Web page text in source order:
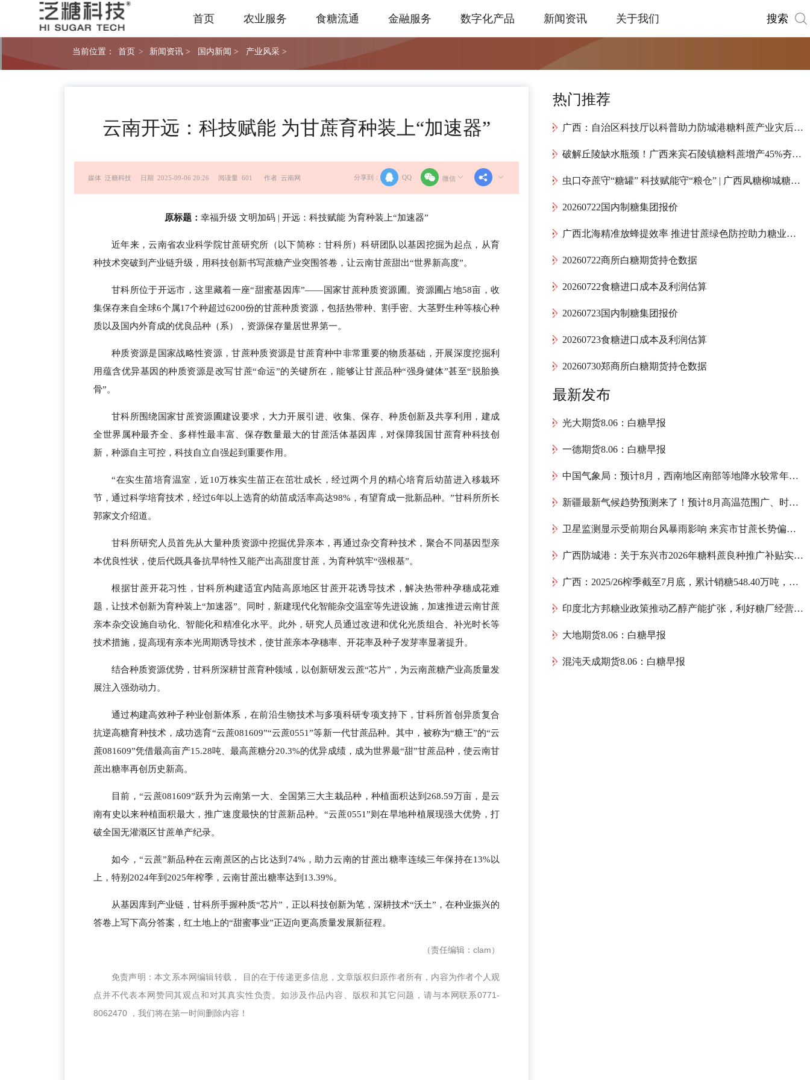
首页 农业服务 食糖流通 金融服务 数字化产品 新闻资讯 关于我们 搜索
当前位置： 首页 > 新闻资讯 > 国内新闻 > 产业风采 >
云南开远：科技赋能 为甘蔗育种装上“加速器”
分享到： QQ 微信
媒体 泛糖科技 日期 2025-09-06 20:26 阅读量 601 作者 云南网
原标题： 幸福升级 文明加码 | 开远：科技赋能 为育种装上“加速器”
近年来，云南省农业科学院甘蔗研究所（以下简称：甘科所）科研团队以基因挖掘为起点，从育
种技术突破到产业链升级，用科技创新书写蔗糖产业突围答卷，让云南甘蔗甜出“世界新高度”。
甘科所位于开远市，这里藏着一座“甜蜜基因库”——国家甘蔗种质资源圃。资源圃占地58亩，收
集保存来自全球6个属17个种超过6200份的甘蔗种质资源，包括热带种、割手密、大茎野生种等核心种
质以及国内外育成的优良品种（系），资源保存量居世界第一。
种质资源是国家战略性资源，甘蔗种质资源是甘蔗育种中非常重要的物质基础，开展深度挖掘利
用蕴含优异基因的种质资源是改写甘蔗“命运”的关键所在，能够让甘蔗品种“强身健体”甚至“脱胎换
骨”。
甘科所围绕国家甘蔗资源圃建设要求，大力开展引进、收集、保存、种质创新及共享利用，建成
全世界属种最齐全、多样性最丰富、保存数量最大的甘蔗活体基因库，对保障我国甘蔗育种科技创
新，种源自主可控，科技自立自强起到重要作用。
“在实生苗培育温室，近10万株实生苗正在茁壮成长，经过两个月的精心培育后幼苗进入移栽环
节，通过科学培育技术，经过6年以上选育的幼苗成活率高达98%，有望育成一批新品种。”甘科所所长
郭家文介绍道。
甘科所研究人员首先从大量种质资源中挖掘优异亲本，再通过杂交育种技术，聚合不同基因型亲
本优良性状，使后代既具备抗旱特性又能产出高甜度甘蔗，为育种筑牢“强根基”。
根据甘蔗开花习性，甘科所构建适宜内陆高原地区甘蔗开花诱导技术，解决热带种孕穗成花难
题，让技术创新为育种装上“加速器”。同时，新建现代化智能杂交温室等先进设施，加速推进云南甘蔗
亲本杂交设施自动化、智能化和精准化水平。此外，研究人员通过改进和优化光质组合、补光时长等
技术措施，提高现有亲本光周期诱导技术，使甘蔗亲本孕穗率、开花率及种子发芽率显著提升。
结合种质资源优势，甘科所深耕甘蔗育种领域，以创新研发云蔗“芯片”，为云南蔗糖产业高质量发
展注入强劲动力。
通过构建高效种子种业创新体系，在前沿生物技术与多项科研专项支持下，甘科所首创异质复合
抗逆高糖育种技术，成功选育“云蔗081609”“云蔗0551”等新一代甘蔗品种。其中，被称为“糖王”的“云
蔗081609”凭借最高亩产15.28吨、最高蔗糖分20.3%的优异成绩，成为世界最“甜”甘蔗品种，使云南甘
蔗出糖率再创历史新高。
目前，“云蔗081609”跃升为云南第一大、全国第三大主栽品种，种植面积达到268.59万亩，是云
南有史以来种植面积最大，推广速度最快的甘蔗新品种。“云蔗0551”则在旱地种植展现强大优势，打
破全国无灌溉区甘蔗单产纪录。
如今，“云蔗”新品种在云南蔗区的占比达到74%，助力云南的甘蔗出糖率连续三年保持在13%以
上，特别2024年到2025年榨季，云南甘蔗出糖率达到13.39%。
从基因库到产业链，甘科所手握种质“芯片”，正以科技创新为笔，深耕技术“沃土”，在种业振兴的
答卷上写下高分答案，红土地上的“甜蜜事业”正迈向更高质量发展新征程。
（责任编辑：clam）
免责声明：本文系本网编辑转载， 目的在于传递更多信息，文章版权归原作者所有，内容为作者个人观
点并不代表本网赞同其观点和对其真实性负责。如涉及作品内容、版权和其它问题，请与本网联系0771-
8062470 ，我们将在第一时间删除内容！
热门推荐
广西：自治区科技厅以科普助力防城港糖料蔗产业灾后复产
破解丘陵缺水瓶颈！广西来宾石陵镇糖料蔗增产45%夯实产业根基
虫口夺蔗守“糖罐” 科技赋能守“粮仓” | 广西凤糖柳城糖厂全力护航“甜蜜产业”高质量发展
20260722国内制糖集团报价
广西北海精准放蜂提效率 推进甘蔗绿色防控助力糖业提质增效
20260722商所白糖期货持仓数据
20260722食糖进口成本及利润估算
20260723国内制糖集团报价
20260723食糖进口成本及利润估算
20260730郑商所白糖期货持仓数据
最新发布
光大期货8.06：白糖早报
一德期货8.06：白糖早报
中国气象局：预计8月，西南地区南部等地降水较常年同期偏多，存在阶段性暴雨洪涝等风险
新疆最新气候趋势预测来了！预计8月高温范围广、时间长
卫星监测显示受前期台风暴雨影响 来宾市甘蔗长势偏弱 需加强管理
广西防城港：关于东兴市2026年糖料蔗良种推广补贴实际发放公示
广西：2025/26榨季截至7月底，累计销糖548.40万吨，工业库存221.34万吨
印度北方邦糖业政策推动乙醇产能扩张，利好糖厂经营与蔗农增收
大地期货8.06：白糖早报
混沌天成期货8.06：白糖早报